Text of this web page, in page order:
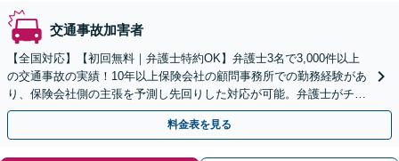
交通事故加害者
【全国対応】【初回無料｜弁護士特約OK】弁護士3名で3,000件以上
の交通事故の実績！10年以上保険会社の顧問事務所での勤務経験があ
り、保険会社側の主張を予測し先回りした対応が可能。弁護士がチー
ムとなり示談交渉、休業損害、後遺障害等に対応。
料金表を見る